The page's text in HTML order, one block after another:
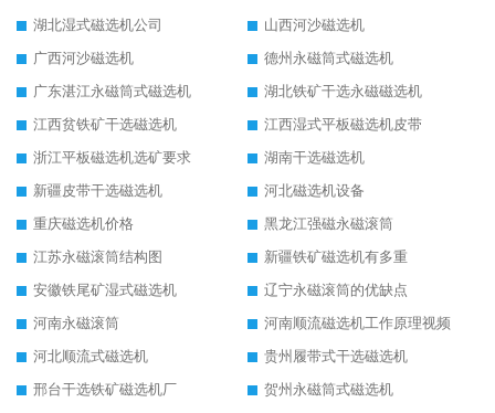
湖北湿式磁选机公司
山西河沙磁选机
广西河沙磁选机
德州永磁筒式磁选机
广东湛江永磁筒式磁选机
湖北铁矿干选永磁磁选机
江西贫铁矿干选磁选机
江西湿式平板磁选机皮带
浙江平板磁选机选矿要求
湖南干选磁选机
新疆皮带干选磁选机
河北磁选机设备
重庆磁选机价格
黑龙江强磁永磁滚筒
江苏永磁滚筒结构图
新疆铁矿磁选机有多重
安徽铁尾矿湿式磁选机
辽宁永磁滚筒的优缺点
河南永磁滚筒
河南顺流磁选机工作原理视频
河北顺流式磁选机
贵州履带式干选磁选机
邢台干选铁矿磁选机厂
贺州永磁筒式磁选机